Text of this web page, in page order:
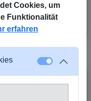
Weiterlesen
Cookies, um
Funktionalität
erfahren